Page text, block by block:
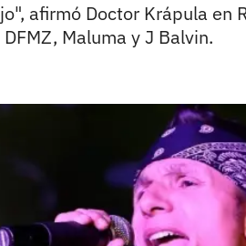
afirmó Doctor Krápula
Maluma y J Balvin.